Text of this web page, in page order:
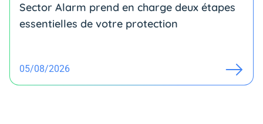
Sector Alarm prend en charge deux étapes
essentielles de votre protection
05/08/2026